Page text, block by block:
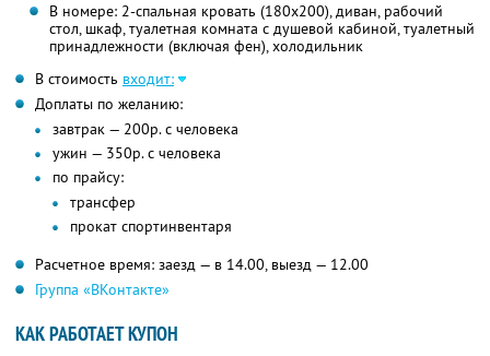
В номере: 2-спальная кровать (180х200), диван, рабочий
стол, шкаф, туалетная комната с душевой кабиной, туалетный
принадлежности (включая фен), холодильник
В стоимость входит:
Доплаты по желанию:
завтрак — 200р. с человека
ужин — 350р. с человека
по прайсу:
трансфер
прокат спортинвентаря
Расчетное время: заезд — в 14.00, выезд — 12.00
Группа «ВКонтакте»
КАК РАБОТАЕТ КУПОН